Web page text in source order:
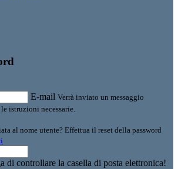
E-mail Verrà inviato un messaggio
istruzioni necessarie.
al nome utente? Effettua il reset della password
di controllare la casella di posta elettronica!